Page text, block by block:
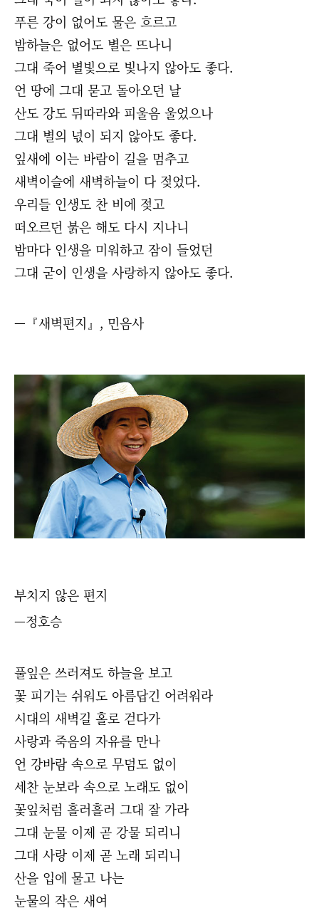
푸른 강이 없어도 물은 흐르고
밤하늘은 없어도 별은 뜨나니
그대 죽어 별빛으로 빛나지 않아도 좋다.
언 땅에 그대 묻고 돌아오던 날
산도 강도 뒤따라와 피울음 울었으나
그대 별의 넋이 되지 않아도 좋다.
잎새에 이는 바람이 길을 멈추고
새벽이슬에 새벽하늘이 다 젖었다.
우리들 인생도 찬 비에 젖고
떠오르던 붉은 해도 다시 지나니
밤마다 인생을 미워하고 잠이 들었던
그대 굳이 인생을 사랑하지 않아도 좋다.
—『새벽편지』, 민음사
부치지 않은 편지
—정호승
풀잎은 쓰러져도 하늘을 보고
꽃 피기는 쉬워도 아름답긴 어려워라
시대의 새벽길 홀로 걷다가
사랑과 죽음의 자유를 만나
언 강바람 속으로 무덤도 없이
세찬 눈보라 속으로 노래도 없이
꽃잎처럼 흘러흘러 그대 잘 가라
그대 눈물 이제 곧 강물 되리니
그대 사랑 이제 곧 노래 되리니
산을 입에 물고 나는
눈물의 작은 새여